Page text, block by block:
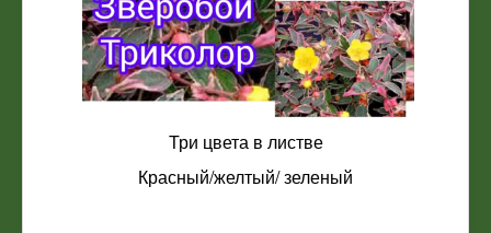
Три цвета в листве
Красный/желтый/ зеленый